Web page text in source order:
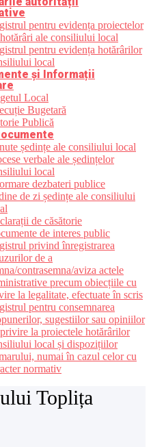
pentru evidența proiectelor
ale consiliului local
pentru evidența hotărârilor
local
și Informații
Local
Bugetară
Publică
ședințe ale consiliului local
verbale ale ședințelor
local
dezbateri publice
de zi ședințe ale consiliului
de căsătorie
de interes public
privind înregistrarea
de a
contrasemna/aviza actele
precum obiecțiile cu
la legalitate, efectuate în scris
pentru consemnarea
sugestiilor sau opiniilor
la proiectele hotărârilor
local și dispozițiilor
numai în cazul celor cu
normativ
Toplița